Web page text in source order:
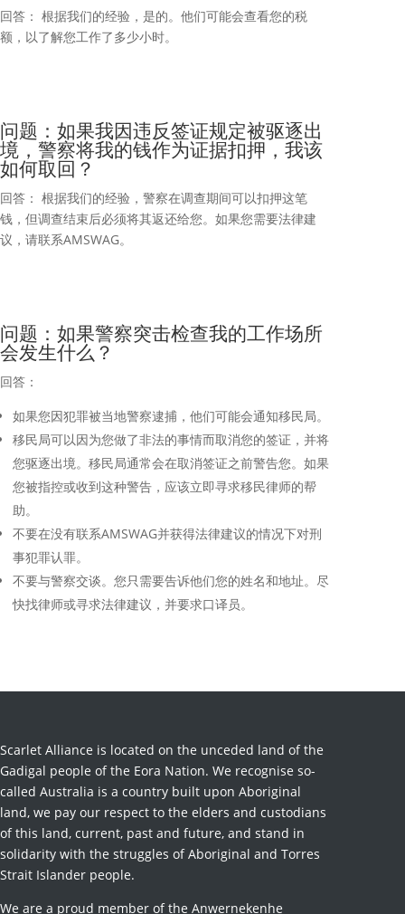
回答： 根据我们的经验，是的。他们可能会查看您的税
额，以了解您工作了多少小时。
问题：如果我因违反签证规定被驱逐出
境，警察将我的钱作为证据扣押，我该
如何取回？
回答： 根据我们的经验，警察在调查期间可以扣押这笔
钱，但调查结束后必须将其返还给您。如果您需要法律建
议，请联系AMSWAG。
问题：如果警察突击检查我的工作场所
会发生什么？
回答：
如果您因犯罪被当地警察逮捕，他们可能会通知移民局。
移民局可以因为您做了非法的事情而取消您的签证，并将
您驱逐出境。移民局通常会在取消签证之前警告您。如果
您被指控或收到这种警告，应该立即寻求移民律师的帮
助。
不要在没有联系AMSWAG并获得法律建议的情况下对刑
事犯罪认罪。
不要与警察交谈。您只需要告诉他们您的姓名和地址。尽
快找律师或寻求法律建议，并要求口译员。
Scarlet Alliance is located on the unceded land of the
Gadigal people of the Eora Nation. We recognise so-
called Australia is a country built upon Aboriginal
land, we pay our respect to the elders and custodians
of this land, current, past and future, and stand in
solidarity with the struggles of Aboriginal and Torres
Strait Islander people.
We are a proud member of the Anwernekenhe